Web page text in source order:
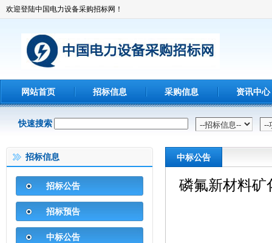
欢迎登陆中国电力设备采购招标网！
网站首页 招标信息 采购信息 资讯中心
快速搜索
招标信息
招标公告
招标预告
中标公告
中标公告
磷氟新材料矿